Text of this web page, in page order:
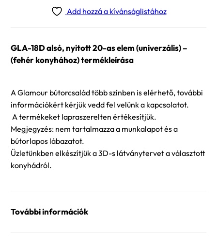
Add hozzá a kívánságlistához
GLA-18D alsó, nyitott 20-as elem (univerzális) –
(fehér konyhához) termékleírása
A Glamour bútorcsalád több színben is elérhető, további
információkért kérjük vedd fel velünk a kapcsolatot.
A termékeket lapraszerelten értékesítjük.
Megjegyzés: nem tartalmazza a munkalapot és a
bútorlapos lábazatot.
Üzletünkben elkészítjük a 3D-s látványtervet a választott
konyhádról.
További információk